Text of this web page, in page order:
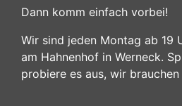
Dann komm einfach vorbei!
Wir sind jeden Montag ab 19
am Hahnenhof in Werneck.
probiere es aus, wir brauchen